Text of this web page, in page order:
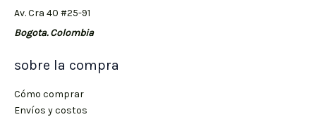
Av. Cra 40 #25-91
Bogota. Colombia
sobre la compra
Cómo comprar
Envíos y costos